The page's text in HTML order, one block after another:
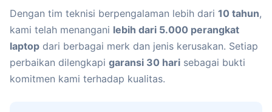
Dengan tim teknisi berpengalaman lebih dari 10 tahun,
kami telah menangani lebih dari 5.000 perangkat
laptop dari berbagai merk dan jenis kerusakan. Setiap
perbaikan dilengkapi garansi 30 hari sebagai bukti
komitmen kami terhadap kualitas.